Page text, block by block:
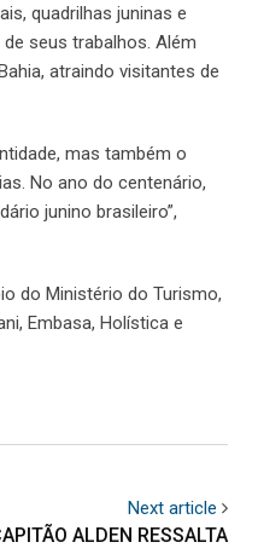
quadrilhas juninas e
seus trabalhos. Além
atraindo visitantes de
mas também o
No ano do centenário,
junino brasileiro”,
do Ministério do Turismo,
Embasa, Holística e
Next article
ALDEN RESSALTA